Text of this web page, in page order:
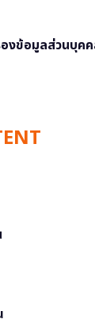
งข้อมูลส่วนบุค